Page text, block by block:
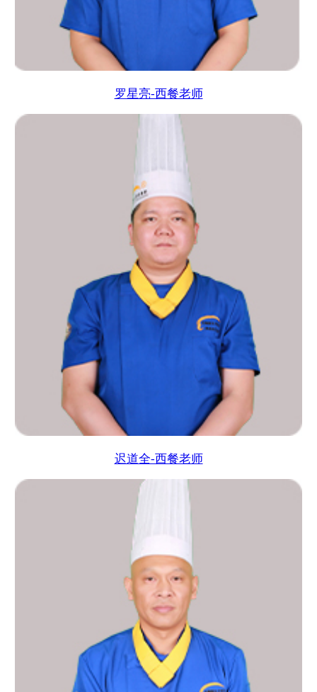
罗星亮-西餐老师
迟道全-西餐老师